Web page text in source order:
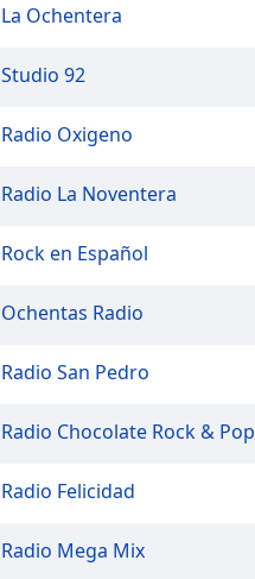
La Ochentera
Studio 92
Radio Oxigeno
Radio La Noventera
Rock en Español
Ochentas Radio
Radio San Pedro
Radio Chocolate Rock & Pop
Radio Felicidad
Radio Mega Mix